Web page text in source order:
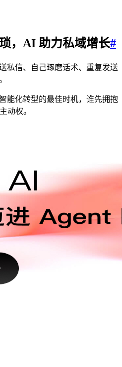
，AI 助力私域增长​#
私信、自己琢磨话术、重复发送
能化转型的最佳时机，谁先拥抱
动权。​